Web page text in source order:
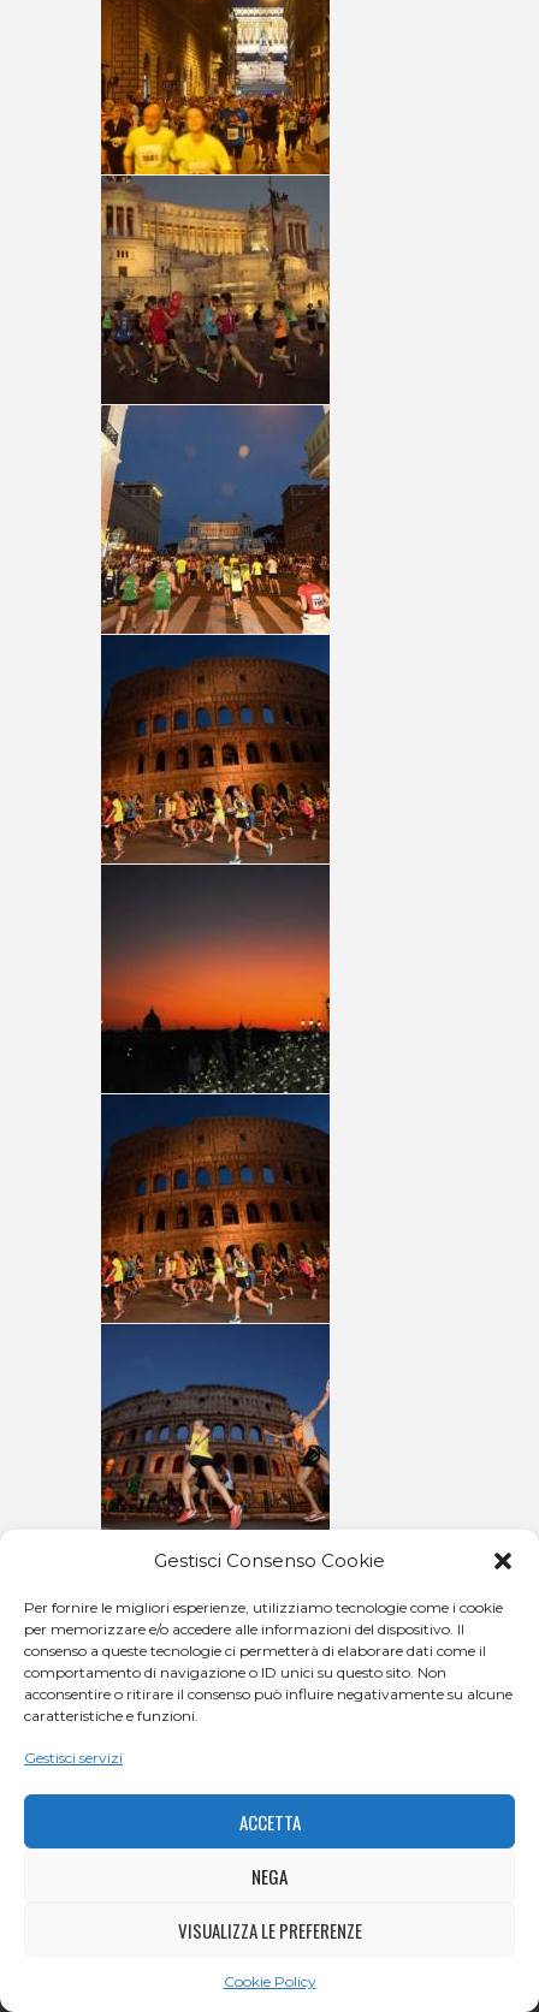
Gestisci Consenso Cookie
Per fornire le migliori esperienze, utilizziamo tecnologie come i cookie
per memorizzare e/o accedere alle informazioni del dispositivo. Il
consenso a queste tecnologie ci permetterà di elaborare dati come il
comportamento di navigazione o ID unici su questo sito. Non
acconsentire o ritirare il consenso può influire negativamente su alcune
caratteristiche e funzioni.
Gestisci servizi
ACCETTA
NEGA
VISUALIZZA LE PREFERENZE
Cookie Policy